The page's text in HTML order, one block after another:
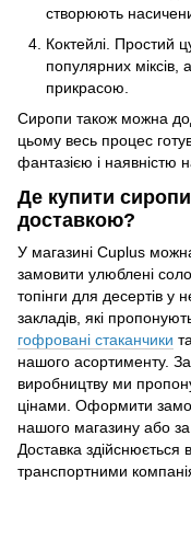
створюють
Коктейлі. Простий
популярних міксів,
прикрасою.
Сиропи також можна
цьому весь процес
фантазією і наявністю
Де купити сиропи
доставкою?
У магазині Cuplus
замовити улюблені
топінги для десертів у
закладів, які
гофровані стаканчики та
нашого асортименту.
виробництву ми
цінами. Оформити
нашого магазину або
Доставка
транспортними